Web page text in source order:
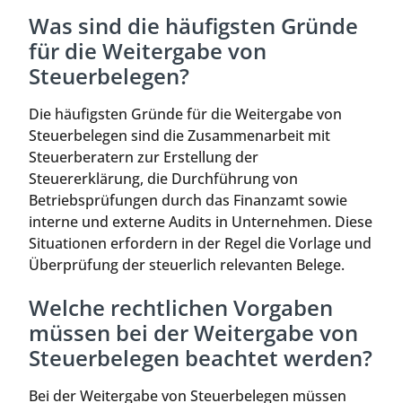
Was sind die häufigsten Gründe
für die Weitergabe von
Steuerbelegen?
Die häufigsten Gründe für die Weitergabe von
Steuerbelegen sind die Zusammenarbeit mit
Steuerberatern zur Erstellung der
Steuererklärung, die Durchführung von
Betriebsprüfungen durch das Finanzamt sowie
interne und externe Audits in Unternehmen. Diese
Situationen erfordern in der Regel die Vorlage und
Überprüfung der steuerlich relevanten Belege.
Welche rechtlichen Vorgaben
müssen bei der Weitergabe von
Steuerbelegen beachtet werden?
Bei der Weitergabe von Steuerbelegen müssen